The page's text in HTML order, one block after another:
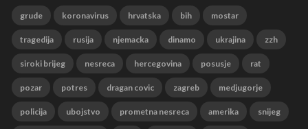
grude koronavirus hrvatska bih mostar
tragedija rusija njemacka dinamo ukrajina zzh
siroki brijeg nesreca hercegovina posusje rat
pozar potres dragan covic zagreb medjugorje
policija ubojstvo prometna nesreca amerika snijeg